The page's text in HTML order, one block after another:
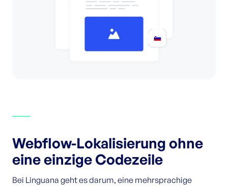
Webflow-Lokalisierung ohne
eine einzige Codezeile
Bei Linguana geht es darum, eine mehrsprachige